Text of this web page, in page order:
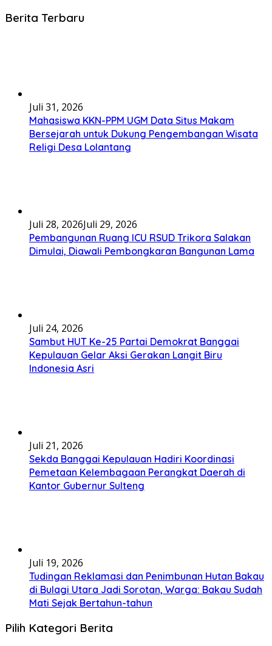
Berita Terbaru
Juli 31, 2026
Mahasiswa KKN-PPM UGM Data Situs Makam
Bersejarah untuk Dukung Pengembangan Wisata
Religi Desa Lolantang
Juli 28, 2026Juli 29, 2026
Pembangunan Ruang ICU RSUD Trikora Salakan
Dimulai, Diawali Pembongkaran Bangunan Lama
Juli 24, 2026
Sambut HUT Ke-25 Partai Demokrat Banggai
Kepulauan Gelar Aksi Gerakan Langit Biru
Indonesia Asri
Juli 21, 2026
Sekda Banggai Kepulauan Hadiri Koordinasi
Pemetaan Kelembagaan Perangkat Daerah di
Kantor Gubernur Sulteng
Juli 19, 2026
Tudingan Reklamasi dan Penimbunan Hutan Bakau
di Bulagi Utara Jadi Sorotan, Warga: Bakau Sudah
Mati Sejak Bertahun-tahun
Pilih Kategori Berita